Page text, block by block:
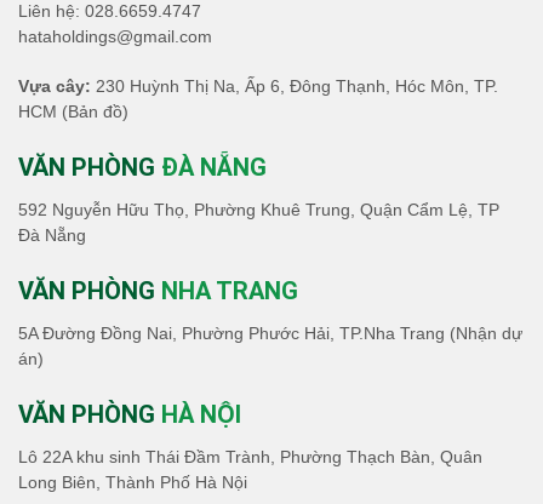
Liên hệ: 028.6659.4747
hataholdings@gmail.com
Vựa cây: 230 Huỳnh Thị Na, Ấp 6, Đông Thạnh, Hóc Môn, TP.
HCM (Bản đồ)
VĂN PHÒNG ĐÀ NẴNG
592 Nguyễn Hữu Thọ, Phường Khuê Trung, Quận Cẩm Lệ, TP
Đà Nẵng
VĂN PHÒNG NHA TRANG
5A Đường Đồng Nai, Phường Phước Hải, TP.Nha Trang (Nhận dự
án)
VĂN PHÒNG HÀ NỘI
Lô 22A khu sinh Thái Đầm Trành, Phường Thạch Bàn, Quân
Long Biên, Thành Phố Hà Nội